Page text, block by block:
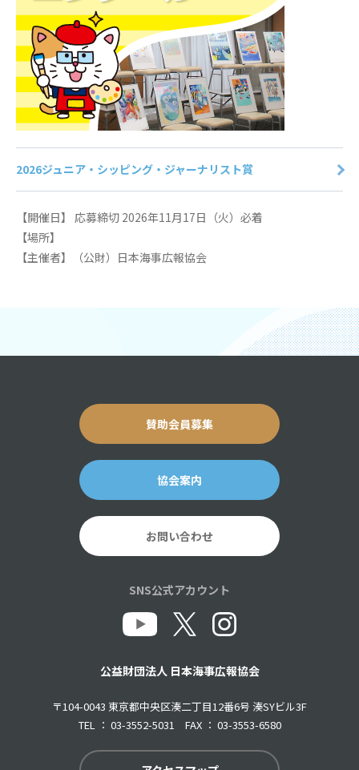
2026ジュニア・シッピング・ジャーナリスト賞
【開催日】 応募締切 2026年11月17日（火）必着
【場所】
【主催者】（公財）日本海事広報協会
賛助会員募集
協会案内
お問い合わせ
SNS公式アカウント
公益財団法人 日本海事広報協会
〒104-0043 東京都中央区湊二丁目12番6号 湊SYビル3F
TEL ： 03-3552-5031 FAX ： 03-3553-6580